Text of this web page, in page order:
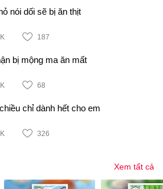
nói dối sẽ bị ăn thịt
187
bị mộng ma ăn mất
68
chỉ dành hết cho em
326
Xem tất cả